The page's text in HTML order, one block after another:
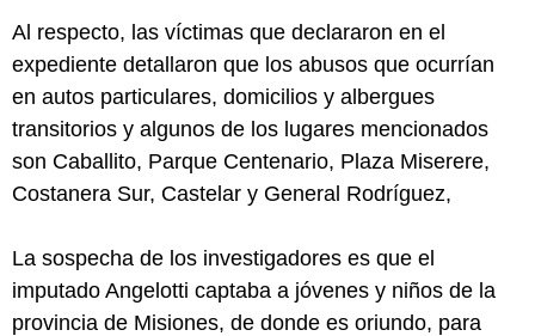
Al respecto, las víctimas que declararon en el
expediente detallaron que los abusos que ocurrían
en autos particulares, domicilios y albergues
transitorios y algunos de los lugares mencionados
son Caballito, Parque Centenario, Plaza Miserere,
Costanera Sur, Castelar y General Rodríguez,
La sospecha de los investigadores es que el
imputado Angelotti captaba a jóvenes y niños de la
provincia de Misiones, de donde es oriundo, para